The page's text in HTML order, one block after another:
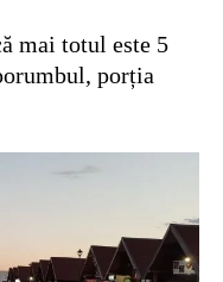
mai totul este 5
porția